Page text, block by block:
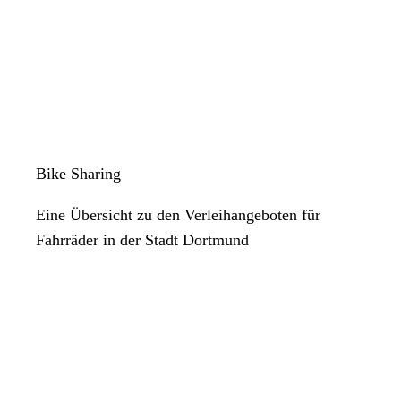
Bike Sharing
Eine Übersicht zu den Verleihangeboten für
Fahrräder in der Stadt Dortmund